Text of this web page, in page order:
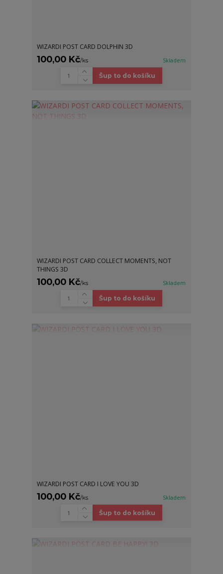
WIZARDI POST CARD DOLPHIN 3D
100,00 Kč/ks Skladem
Šup to do košíku
WIZARDI POST CARD COLLECT MOMENTS, NOT
THINGS 3D
100,00 Kč/ks Skladem
Šup to do košíku
WIZARDI POST CARD I LOVE YOU 3D
100,00 Kč/ks Skladem
Šup to do košíku